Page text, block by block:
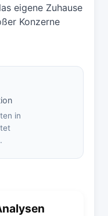
eigene Zuhause
Konzerne
in